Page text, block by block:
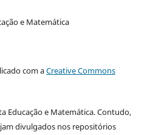
e Matemática
com aCreative Commons
Educação e Matemática. Contudo,
divulgados nos repositórios